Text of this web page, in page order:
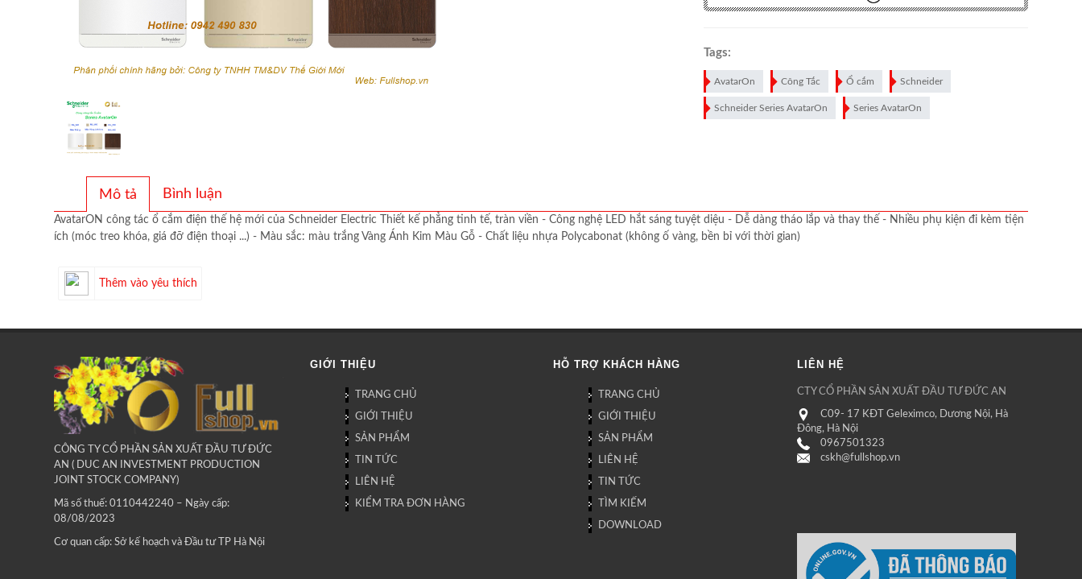
Tags:
AvatarOn Công Tắc Ổ cắm Schneider
Schneider Series AvatarOn Series AvatarOn
Mô tả Bình luận
AvatarON công tác ổ cắm điện thế hệ mới của Schneider Electric Thiết kế phẳng tinh tế, tràn viền - Công nghệ LED hắt sáng tuyệt diệu - Dễ dàng tháo lắp và thay thế - Nhiều phụ kiện đi kèm tiện
ích (móc treo khóa, giá đỡ điện thoại ...) - Màu sắc: màu trắng Vàng Ánh Kim Màu Gỗ - Chất liệu nhựa Polycabonat (không ố vàng, bền bỉ với thời gian)
Thêm vào yêu thích
CÔNG TY CỔ PHẦN SẢN XUẤT ĐẦU TƯ ĐỨC
AN ( DUC AN INVESTMENT PRODUCTION
JOINT STOCK COMPANY)
Mã số thuế: 0110442240 – Ngày cấp:
08/08/2023
Cơ quan cấp: Sở kế hoạch và Đầu tư TP Hà Nội
GIỚI THIỆU
TRANG CHỦ
GIỚI THIỆU
SẢN PHẨM
TIN TỨC
LIÊN HỆ
KIỂM TRA ĐƠN HÀNG
HỖ TRỢ KHÁCH HÀNG
TRANG CHỦ
GIỚI THIỆU
SẢN PHẨM
LIÊN HỆ
TIN TỨC
TÌM KIẾM
DOWNLOAD
LIÊN HỆ
CTY CỔ PHẦN SẢN XUẤT ĐẦU TƯ ĐỨC AN
C09- 17 KĐT Geleximco, Dương Nội, Hà
Đông, Hà Nội
0967501323
cskh@fullshop.vn